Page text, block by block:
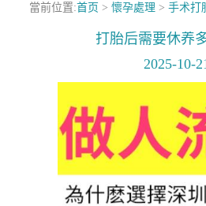
當前位置:首页 > 懷孕處理 > 手术打
打胎后需要休养
2025-10-